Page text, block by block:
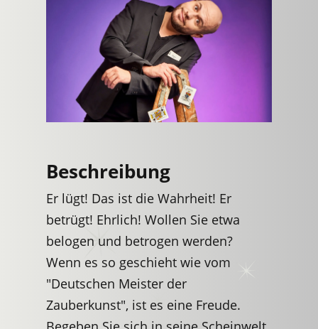
Beschreibung
Er lügt! Das ist die Wahrheit! Er
betrügt! Ehrlich! Wollen Sie etwa
belogen und betrogen werden?
Wenn es so geschieht wie vom
"Deutschen Meister der
Zauberkunst", ist es eine Freude.